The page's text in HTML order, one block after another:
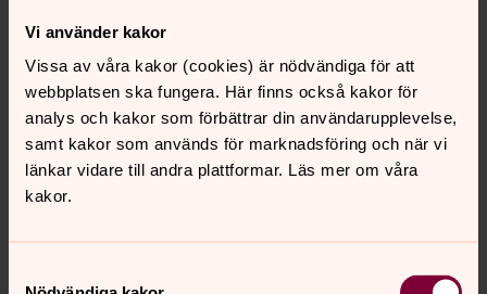
Vi använder kakor
Vissa av våra kakor (cookies) är nödvändiga för att
webbplatsen ska fungera. Här finns också kakor för
analys och kakor som förbättrar din användarupplevelse,
samt kakor som används för marknadsföring och när vi
länkar vidare till andra plattformar. Läs mer om våra
kakor.
däremellan tillsammans med andra i din egen ålder. Som
konfirmand i Svenska kyrkan får du nya upplevelser, tid
att fundera kring viktiga frågor och möjlighet att lära
känna både dig själv och andra i en trygg gemenskap.
Det handlar inte om att ha alla svar, utan om att få ställa
frågor. Nyfiken? Läs mer om vad konfirmation kan
innebära.